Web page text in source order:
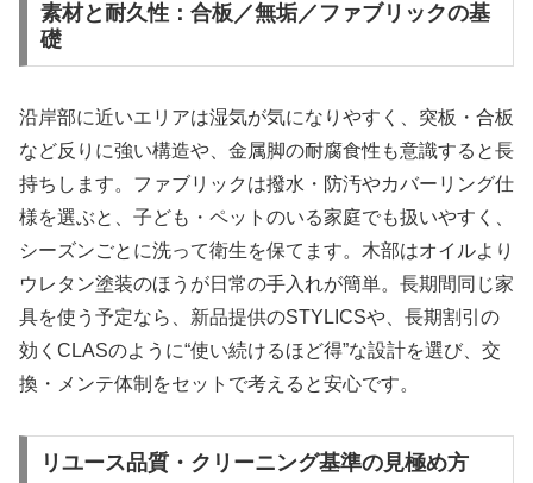
素材と耐久性：合板／無垢／ファブリックの基
礎
沿岸部に近いエリアは湿気が気になりやすく、突板・合板
など反りに強い構造や、金属脚の耐腐食性も意識すると長
持ちします。ファブリックは撥水・防汚やカバーリング仕
様を選ぶと、子ども・ペットのいる家庭でも扱いやすく、
シーズンごとに洗って衛生を保てます。木部はオイルより
ウレタン塗装のほうが日常の手入れが簡単。長期間同じ家
具を使う予定なら、新品提供のSTYLICSや、長期割引の
効くCLASのように“使い続けるほど得”な設計を選び、交
換・メンテ体制をセットで考えると安心です。
リユース品質・クリーニング基準の見極め方